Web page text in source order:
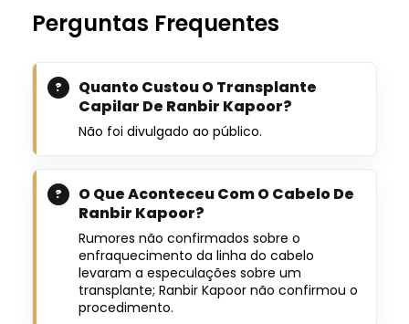
Perguntas Frequentes
Quanto Custou O Transplante
Capilar De Ranbir Kapoor?
Não foi divulgado ao público.
O Que Aconteceu Com O Cabelo De
Ranbir Kapoor?
Rumores não confirmados sobre o
enfraquecimento da linha do cabelo
levaram a especulações sobre um
transplante; Ranbir Kapoor não confirmou o
procedimento.